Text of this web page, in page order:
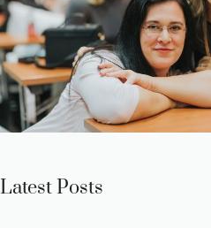
Latest Posts